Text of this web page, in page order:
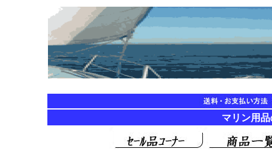
マリン用